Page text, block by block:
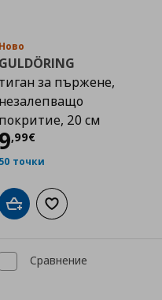
Ново
GULDÖRING
тиган за пържене,
незалепващо
покритие, 20 см
9,99€
Цена
50 точки
Добави в кошницата
Добави към
Сравнение